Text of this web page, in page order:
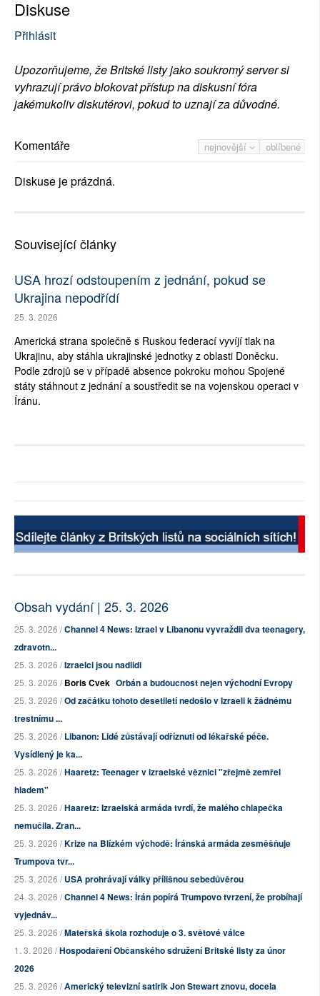
Diskuse
Přihlásit
Upozorňujeme, že Britské listy jako soukromý server si
vyhrazují právo blokovat přístup na diskusní fóra
jakémukoliv diskutérovi, pokud to uznají za důvodné.
nejnovější oblíbené
Komentáře
Diskuse je prázdná.
Související články
USA hrozí odstoupením z jednání, pokud se
Ukrajina nepodřídí
25. 3. 2026
Americká strana společně s Ruskou federací vyvíjí tlak na
Ukrajinu, aby stáhla ukrajinské jednotky z oblasti Doněcku.
Podle zdrojů se v případě absence pokroku mohou Spojené
státy stáhnout z jednání a soustředit se na vojenskou operaci v
Íránu.
Obsah vydání | 25. 3. 2026
25. 3. 2026 /Channel 4 News: Izrael v Libanonu vyvraždil dva teenagery,
zdravotn...
25. 3. 2026 /Izraelci jsou nadlidi
25. 3. 2026 /Boris Cvek Orbán a budoucnost nejen východní Evropy
25. 3. 2026 /Od začátku tohoto desetiletí nedošlo v Izraeli k žádnému
trestnímu ...
25. 3. 2026 /Libanon: Lidé zůstávají odříznuti od lékařské péče.
Vysídlený je ka...
25. 3. 2026 /Haaretz: Teenager v izraelské věznici "zřejmě zemřel
hladem"
25. 3. 2026 /Haaretz: Izraelská armáda tvrdí, že malého chlapečka
nemučila. Zran...
25. 3. 2026 /Krize na Blízkém východě: Íránská armáda zesměšňuje
Trumpova tvr...
25. 3. 2026 /USA prohrávají války přílišnou sebedůvěrou
24. 3. 2026 /Channel 4 News: Írán popírá Trumpovo tvrzení, že probíhají
vyjednáv...
25. 3. 2026 /Mateřská škola rozhoduje o 3. světové válce
1. 3. 2026 /Hospodaření Občanského sdružení Britské listy za únor
2026
25. 3. 2026 /Americký televizní satirik Jon Stewart znovu, docela